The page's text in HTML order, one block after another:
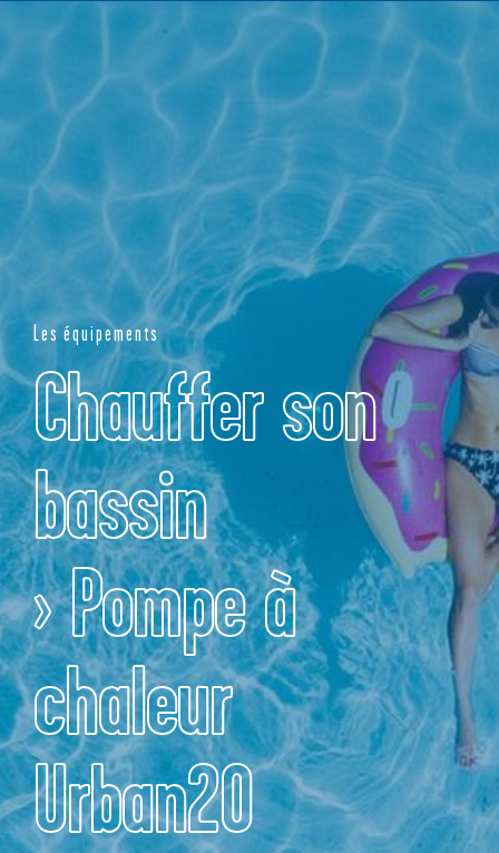
NOTRE CATALOGUE
DEMANDEZ UN DEVIS
Les équipements
Chauffer son
bassin
› Pompe à
chaleur
Urban20